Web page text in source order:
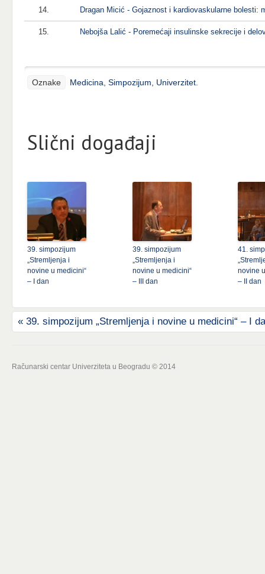
14. Dragan Micić - Gojaznost i kardiovaskularne bolesti:
15. Nebojša Lalić - Poremećaji insulinske sekrecije i
Oznake Medicina Simpozijum Univerzitet
Slični događaji
39. simpozijum
„Stremljenja i
novine u medicini“
– I dan
39. simpozijum
„Stremljenja i
novine u medicini“
– III dan
41.
novine
– II dan
« 39. simpozijum „Stremljenja i novine u medicini“ – I
Računarski centar Univerziteta u Beogradu © 2014